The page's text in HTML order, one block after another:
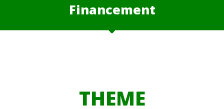
Financement
THEME